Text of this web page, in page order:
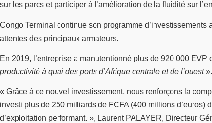
sur les parcs et participer à l’amélioration de la fluidité sur
Congo Terminal continue son programme
attentes des principaux armateurs.
En 2019, l’entreprise a manutentionné plus de 920 000
productivité à quai des ports d’Afrique centrale et de l’ouest ».
« Grâce à ce nouvel investissement, nous renforçons la
investi plus de 250 milliards de FCFA (400 millions d’euros)
d’exploitation performant. », Laurent PALAYER, Directeur